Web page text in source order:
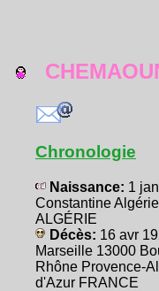
Chronologie
Naissance: 1
Constantine
ALGÉRIE
Décès: 16 avr
Marseille 13000
Rhône Provence-
d'Azur FRANCE